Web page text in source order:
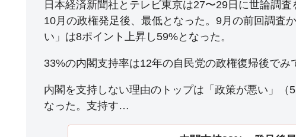
日本経済新聞社とテレビ東京は27〜29日に世論調
10月の政権発足後、最低となった。9月の前回調査
い」は8ポイント上昇し59%となった。
33%の内閣支持率は12年の自民党の政権復帰後でみ
内閣を支持しない理由のトップは「政策が悪い」（
なった。支持す…